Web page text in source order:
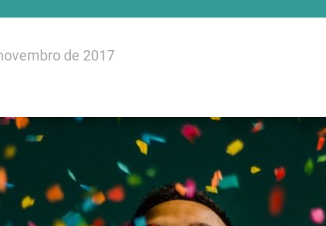
de 2017